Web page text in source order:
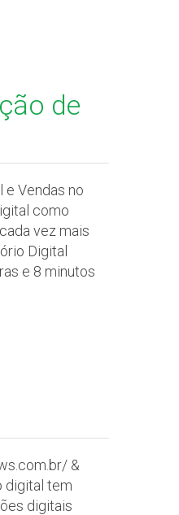
de
Vendas no
como
vez mais
Digital
e 8 minutos
&
digital tem
digitais